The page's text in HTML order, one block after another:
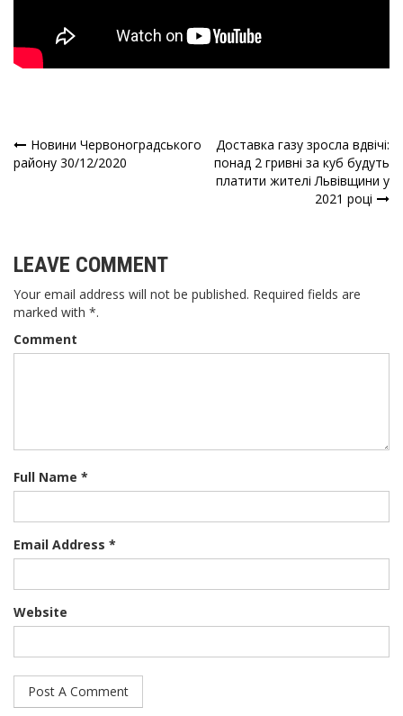
Навігація
Новини Червоноградського
району 30/12/2020
Доставка газу зросла вдвічі:
понад 2 гривні за куб будуть
платити жителі Львівщини у
2021 році
LEAVE COMMENT
Your email address will not be published. Required fields are
marked with *.
Comment
Full Name *
Email Address *
Website